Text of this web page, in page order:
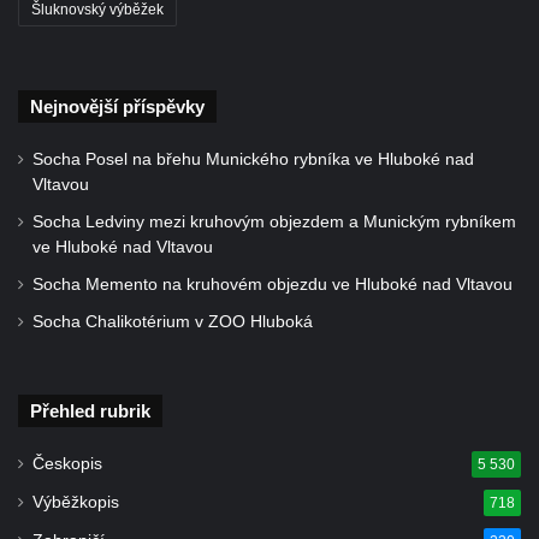
Socha Skupina jeřábů v Tierpark Chemnitz
Socha Tygr v ZOO Leipzig
Socha Atlet v ZOO Leipzig
Socha Marabu v ZOO Leipzig
Busta Karla Maxe Schneidera v ZOO
Socha Uprchlý otrok bojuje s divokým psem
Socha slona v ZOO Dresden
Šluknovský výběžek
Nejnovější příspěvky
Socha Posel na břehu Munického rybníka ve Hluboké nad
Vltavou
Socha Ledviny mezi kruhovým objezdem a Munickým rybníkem
ve Hluboké nad Vltavou
Socha Memento na kruhovém objezdu ve Hluboké nad Vltavou
Socha Chalikotérium v ZOO Hluboká
Přehled rubrik
Českopis 5 530
Výběžkopis 718